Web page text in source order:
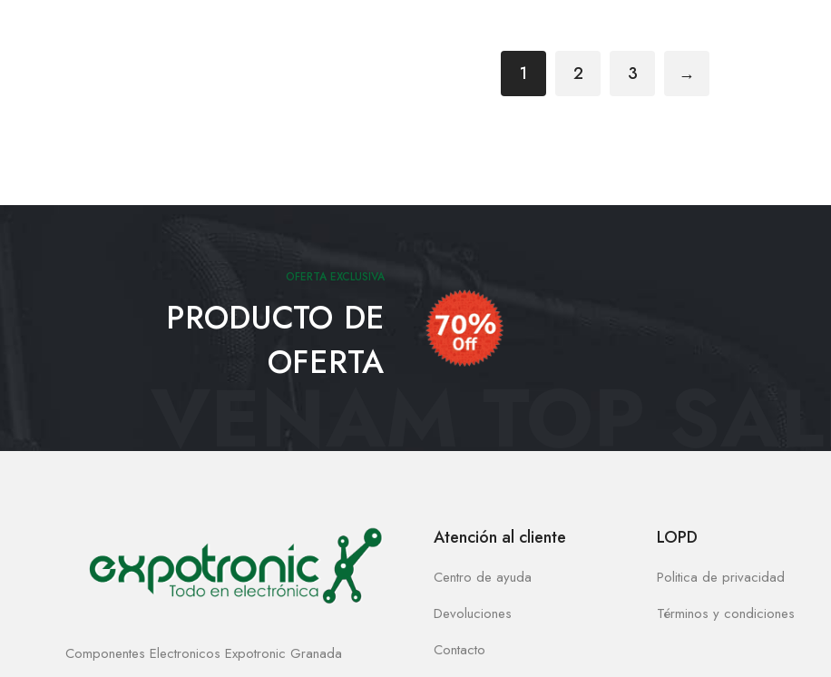
1 2 3 →
OFERTA EXCLUSIVA
PRODUCTO DE
OFERTA
VENAM TOP
Componentes Electronicos Expotronic Granada
Atención al cliente
Centro de ayuda
Devoluciones
Contacto
LOPD
Politica de privacidad
Términos y condiciones